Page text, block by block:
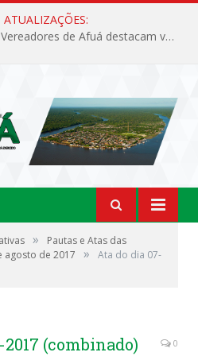
Poder legislativo presente: Vereadores de Afuá destacam valorização cultural e desenvolvimento no 42º Festival do Camarão
»
Pautas e Atas das
agosto de 2017 »
Ata do dia 07-
(combinado) 0